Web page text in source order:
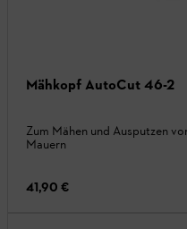
Mähkopf AutoCut 46-2
Zum Mähen und Ausputzen
Mauern
41,90 €